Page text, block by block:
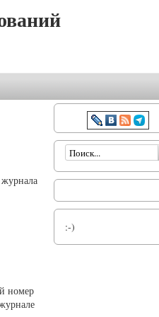
журнала
номер
Форма поиска
:-)